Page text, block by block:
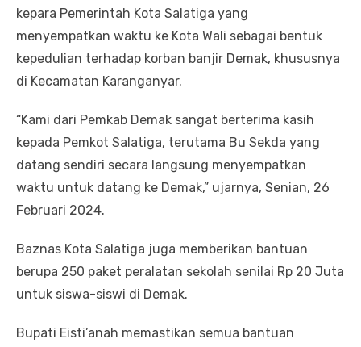
kepara Pemerintah Kota Salatiga yang
menyempatkan waktu ke Kota Wali sebagai bentuk
kepedulian terhadap korban banjir Demak, khususnya
di Kecamatan Karanganyar.
“Kami dari Pemkab Demak sangat berterima kasih
kepada Pemkot Salatiga, terutama Bu Sekda yang
datang sendiri secara langsung menyempatkan
waktu untuk datang ke Demak,” ujarnya, Senian, 26
Februari 2024.
Baznas Kota Salatiga juga memberikan bantuan
berupa 250 paket peralatan sekolah senilai Rp 20 Juta
untuk siswa-siswi di Demak.
Bupati Eisti’anah memastikan semua bantuan